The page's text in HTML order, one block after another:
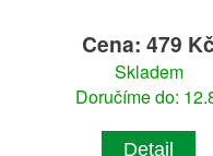
Cena: 479 Kč
Skladem
Doručíme do:
Detail